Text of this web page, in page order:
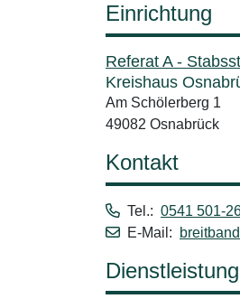
Einrichtung
Referat A -
Kreishaus
Am Schölerberg 1
49082 Osnabrück
Kontakt
Tel.: 0541 501-
E-Mail: